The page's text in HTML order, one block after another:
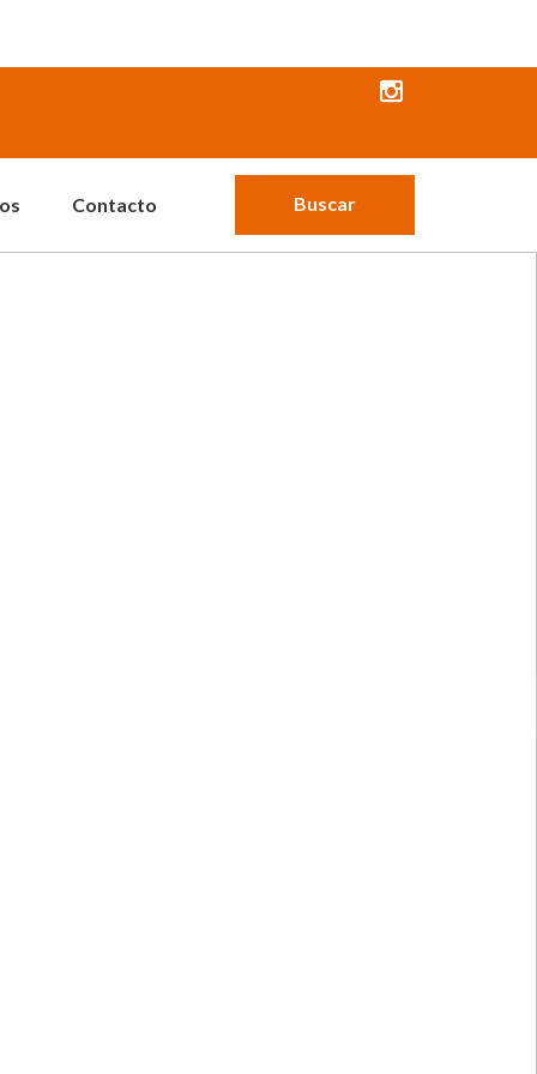
Contacto Buscar